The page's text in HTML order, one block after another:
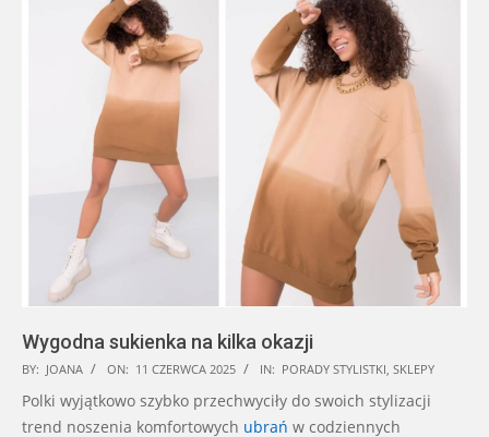
Wygodna sukienka na kilka okazji
2025-
06-
11
BY: JOANA ON: 11 CZERWCA 2025 IN: PORADY STYLISTKI, SKLEPY
Polki wyjątkowo szybko przechwyciły do swoich stylizacji
trend noszenia komfortowych ubrań w codziennych